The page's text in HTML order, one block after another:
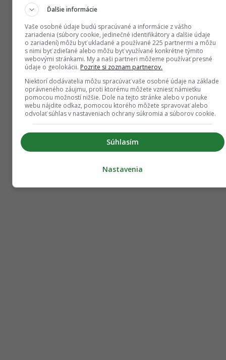
Ďalšie informácie
Vaše osobné údaje budú spracúvané a informácie z vášho
zariadenia (súbory cookie, jedinečné identifikátory a ďalšie údaje
o zariadení) môžu byť ukladané a používané 225 partnermi a môžu
s nimi byť zdieľané alebo môžu byť využívané konkrétne týmito
webovými stránkami. My a naši partneri môžeme používať presné
údaje o geolokácii. Pozrite si zoznam partnerov.
Niektorí dodávatelia môžu spracúvať vaše osobné údaje na základe
oprávneného záujmu, proti ktorému môžete vzniesť námietku
pomocou možností nižšie. Dole na tejto stránke alebo v ponuke
webu nájdite odkaz, pomocou ktorého môžete spravovať alebo
odvolať súhlas v nastaveniach ochrany súkromia a súborov cookie.
Súhlasím
Nastavenia